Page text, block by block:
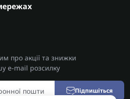
про акції та знижки
e-mail розсилку
Підпишіться